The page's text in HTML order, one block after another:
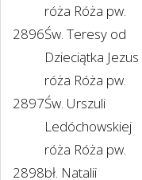
2896
róża Róża pw.
Św. Teresy od
Dzieciątka Jezus
2897
róża Róża pw.
Św. Urszuli
Ledóchowskiej
2898
róża Róża pw.
bł. Natalii